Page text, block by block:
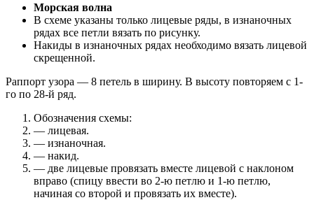
Морская волна
В схеме указаны только лицевые ряды, в изнаночных
рядах все петли вязать по рисунку.
Накиды в изнаночных рядах необходимо вязать лицевой
скрещенной.
Раппорт узора — 8 петель в ширину. В высоту повторяем с 1-
го по 28-й ряд.
Обозначения схемы:
— лицевая.
— изнаночная.
— накид.
— две лицевые провязать вместе лицевой с наклоном
вправо (спицу ввести во 2-ю петлю и 1-ю петлю,
начиная со второй и провязать их вместе).